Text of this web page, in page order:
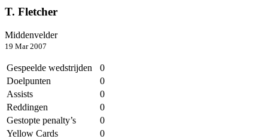
T. Fletcher
Middenvelder
19 Mar 2007
Gespeelde wedstrijden
0
Doelpunten
0
Assists
0
Reddingen
0
Gestopte penalty’s
0
Yellow Cards
0